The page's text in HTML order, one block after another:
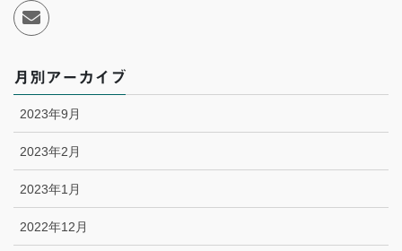
月別アーカイブ
2023年9月
2023年2月
2023年1月
2022年12月